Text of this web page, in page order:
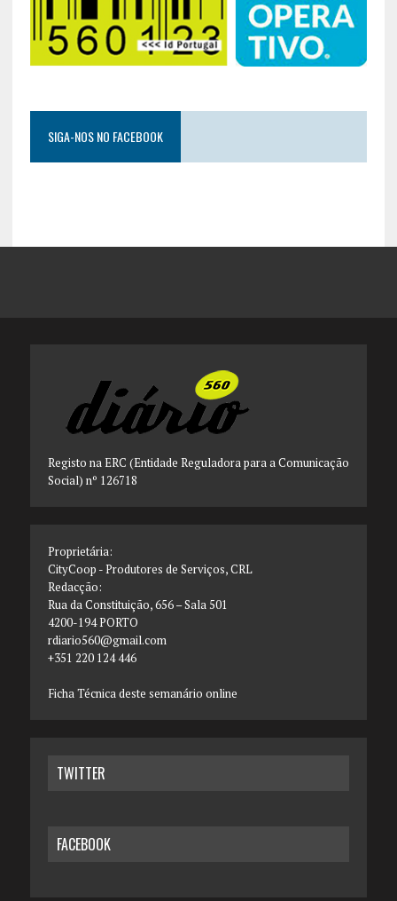
SIGA-NOS NO FACEBOOK
Registo na ERC (Entidade Reguladora para a Comunicação
Social) nº 126718
Proprietária:
CityCoop - Produtores de Serviços, CRL
Redacção:
Rua da Constituição, 656 – Sala 501
4200-194 PORTO
rdiario560@gmail.com
+351 220 124 446
Ficha Técnica deste semanário online
TWITTER
FACEBOOK